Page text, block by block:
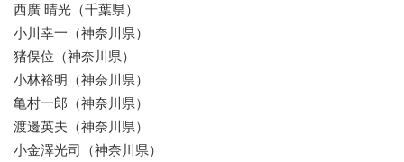
西廣 晴光（千葉県）
小川幸一（神奈川県）
猪俣位（神奈川県）
小林裕明（神奈川県）
亀村一郎（神奈川県）
渡邊英夫（神奈川県）
小金澤光司（神奈川県）